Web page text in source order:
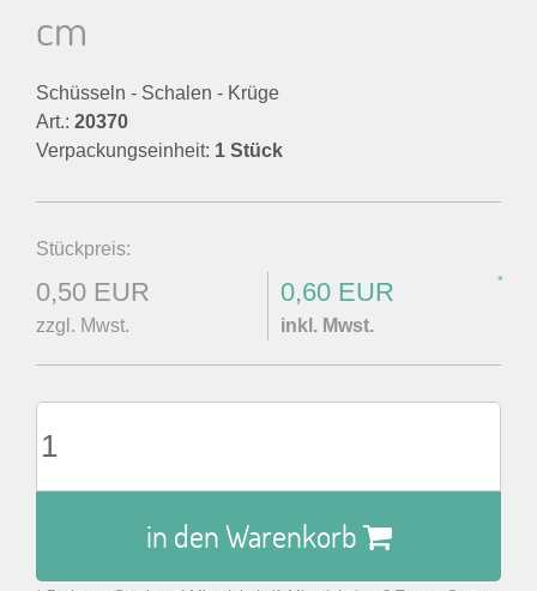
cm
Schüsseln - Schalen - Krüge
Art.: 20370
Verpackungseinheit: 1 Stück
Stückpreis:
0,50 EUR
zzgl. Mwst.
0,60 EUR *
inkl. Mwst.
in den Warenkorb